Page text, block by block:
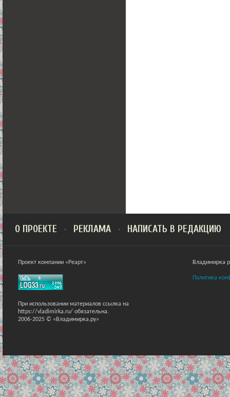
О ПРОЕКТЕ РЕКЛАМА НАПИСАТЬ В РЕДАКЦИЮ
Проект компании «Реарт»
При использовании материалов ссылка на
https://vladimirka.ru/ обязательна.
2006-2025 © «Владимирка.ру»
Владимирка
Политика